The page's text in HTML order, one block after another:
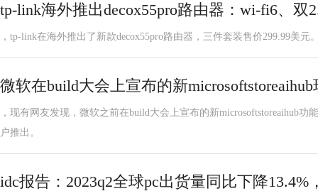
tp-link海外推出decox55pro路由器：wi-fi6、双
，tp-link在海外推出了新款decox55pro路由器，三件套装售价299.99美元
微软在build大会上宣布的新microsoftstoreaihub
，现有网友发现，微软之前在build大会上宣布的新microsoftstoreaihub功
户推出。
idc报告：2023q2全球pc出货量同比下降13.4%